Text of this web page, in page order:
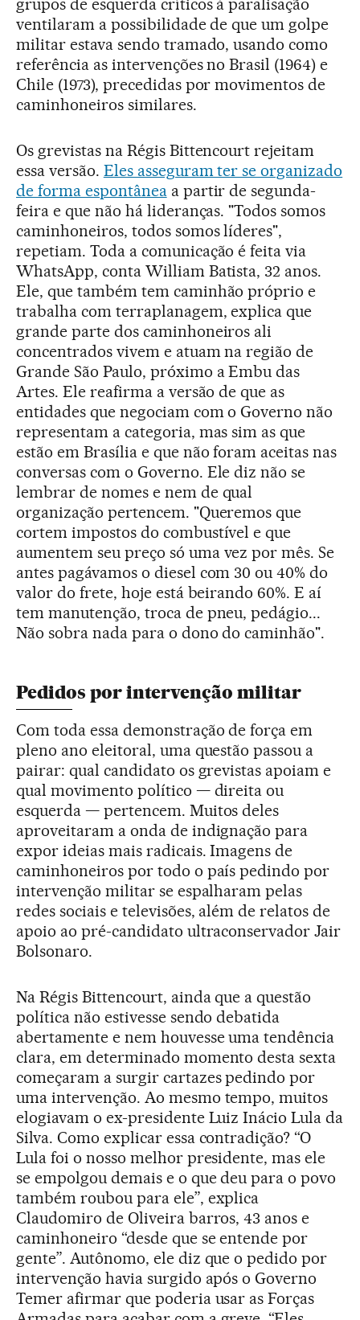
ventilaram a possibilidade de que um golpe
militar estava sendo tramado, usando como
referência as intervenções no Brasil (1964) e
Chile (1973), precedidas por movimentos de
caminhoneiros similares.
Os grevistas na Régis Bittencourt rejeitam
essa versão. Eles asseguram ter se organizado
de forma espontâneaa partir de segunda-
feira e que não há lideranças. "Todos somos
caminhoneiros, todos somos líderes",
repetiam. Toda a comunicação é feita via
WhatsApp, conta William Batista, 32 anos.
Ele, que também tem caminhão próprio e
trabalha com terraplanagem, explica que
grande parte dos caminhoneiros ali
concentrados vivem e atuam na região de
Grande São Paulo, próximo a Embu das
Artes. Ele reafirma a versão de que as
entidades que negociam com o Governo não
representam a categoria, mas sim as que
estão em Brasília e que não foram aceitas nas
conversas com o Governo. Ele diz não se
lembrar de nomes e nem de qual
organização pertencem. "Queremos que
cortem impostos do combustível e que
aumentem seu preço só uma vez por mês. Se
antes pagávamos o diesel com 30 ou 40% do
valor do frete, hoje está beirando 60%. E aí
tem manutenção, troca de pneu, pedágio...
Não sobra nada para o dono do caminhão".
Pedidos por intervenção militar
Com toda essa demonstração de força em
pleno ano eleitoral, uma questão passou a
pairar: qual candidato os grevistas apoiam e
qual movimento político — direita ou
esquerda — pertencem. Muitos deles
aproveitaram a onda de indignação para
expor ideias mais radicais. Imagens de
caminhoneiros por todo o país pedindo por
intervenção militar se espalharam pelas
redes sociais e televisões, além de relatos de
apoio ao pré-candidato ultraconservador Jair
Bolsonaro.
Na Régis Bittencourt, ainda que a questão
política não estivesse sendo debatida
abertamente e nem houvesse uma tendência
clara, em determinado momento desta sexta
começaram a surgir cartazes pedindo por
uma intervenção. Ao mesmo tempo, muitos
elogiavam o ex-presidente Luiz Inácio Lula da
Silva. Como explicar essa contradição? “O
Lula foi o nosso melhor presidente, mas ele
se empolgou demais e o que deu para o povo
também roubou para ele”, explica
Claudomiro de Oliveira barros, 43 anos e
caminhoneiro “desde que se entende por
gente”. Autônomo, ele diz que o pedido por
intervenção havia surgido após o Governo
Temer afirmar que poderia usar as Forças